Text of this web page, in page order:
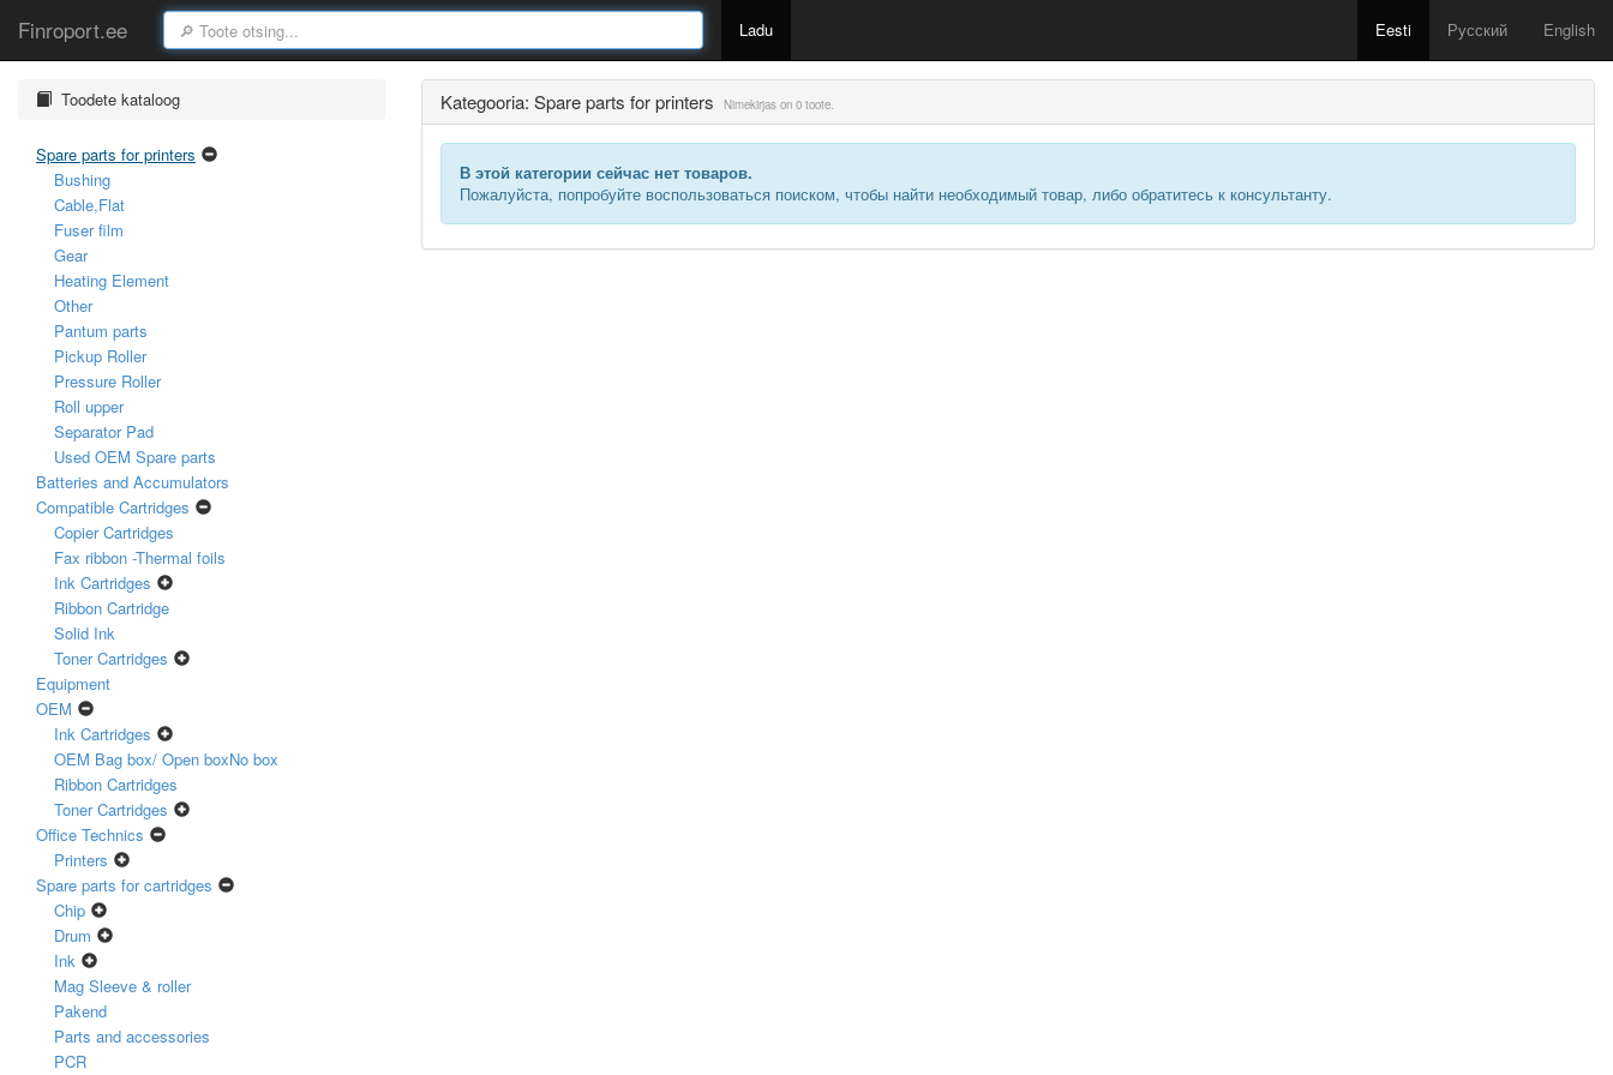
Finroport.ee Ladu Eesti Русский English
Toodete kataloog
Spare parts for printers
Bushing
Cable,Flat
Fuser film
Gear
Heating Element
Other
Pantum parts
Pickup Roller
Pressure Roller
Roll upper
Separator Pad
Used OEM Spare parts
Batteries and Accumulators
Compatible Cartridges
Copier Cartridges
Fax ribbon -Thermal foils
Ink Cartridges
Ribbon Cartridge
Solid Ink
Toner Cartridges
Equipment
OEM
Ink Cartridges
OEM Bag box/ Open boxNo box
Ribbon Cartridges
Toner Cartridges
Office Technics
Printers
Spare parts for cartridges
Chip
Drum
Ink
Mag Sleeve & roller
Pakend
Parts and accessories
PCR
Kategooria: Spare parts for printers Nimekirjas on 0 toote.
В этой категории сейчас нет товаров.
Пожалуйста, попробуйте воспользоваться поиском, чтобы найти необходимый товар, либо обратитесь к консультанту.